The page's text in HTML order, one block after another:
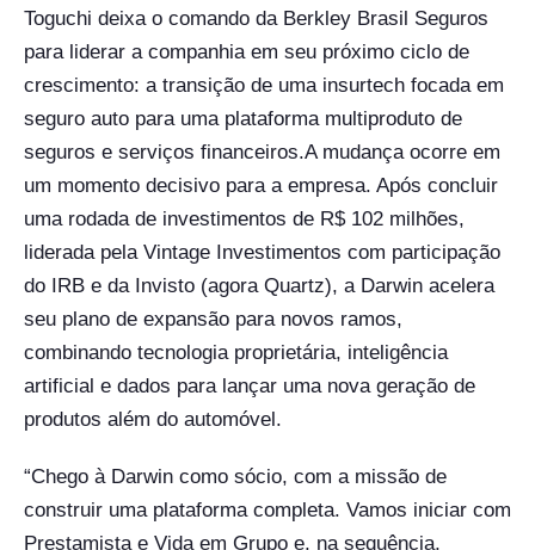
Toguchi deixa o comando da Berkley Brasil Seguros
para liderar a companhia em seu próximo ciclo de
crescimento: a transição de uma insurtech focada em
seguro auto para uma plataforma multiproduto de
seguros e serviços financeiros.A mudança ocorre em
um momento decisivo para a empresa. Após concluir
uma rodada de investimentos de R$ 102 milhões,
liderada pela Vintage Investimentos com participação
do IRB e da Invisto (agora Quartz), a Darwin acelera
seu plano de expansão para novos ramos,
combinando tecnologia proprietária, inteligência
artificial e dados para lançar uma nova geração de
produtos além do automóvel.
“Chego à Darwin como sócio, com a missão de
construir uma plataforma completa. Vamos iniciar com
Prestamista e Vida em Grupo e, na sequência,